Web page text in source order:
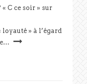
C ce soir » sur
» à l’égard